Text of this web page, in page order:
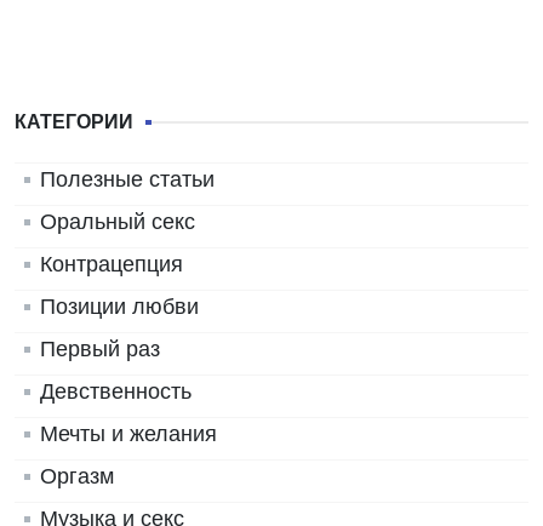
КАТЕГОРИИ
Полезные статьи
Оральный секс
Контрацепция
Позиции любви
Первый раз
Девственность
Мечты и желания
Оргазм
Музыка и секс